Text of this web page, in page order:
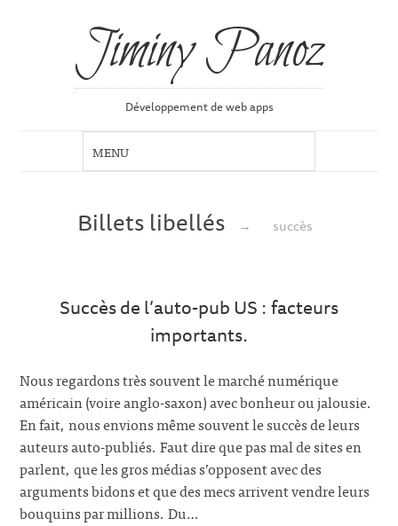
Jiminy Panoz
Développement de web apps
Billets libellés → succès
Succès de l’auto-pub US : facteurs
importants.
Nous regardons très souvent le marché numérique
américain (voire anglo-saxon) avec bonheur ou jalousie.
En fait, nous envions même souvent le succès de leurs
auteurs auto-publiés. Faut dire que pas mal de sites en
parlent, que les gros médias s’opposent avec des
arguments bidons et que des mecs arrivent vendre leurs
bouquins par millions. Du…